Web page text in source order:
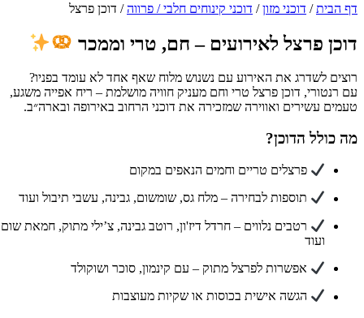
הבית/דוכני מזון/דוכני קינוחים חלבי / פרווה/דוכן פרצל
פרצל לאירועים – חם, טרי וממכר
לשדרג את האירוע עם נשנוש מלוח שאף אחד לא עומד בפניו?
רנטורי, דוכן פרצל טרי וחם מעניק חוויה מושלמת – ריח אפייה משגע,
עשירים ואווירה שמזכירה את דוכני הרחוב באירופה ובארה״ב.
כולל הדוכן?
פרצלים טריים וחמים הנאפים במקום
תוספות לבחירה – מלח גס, שומשום, גבינה, עשבי תיבול ועוד
רטבים נלווים – חרדל דיז'ון, רוטב גבינה, צ’ילי מתוק, חמאת שום
ועוד
אפשרות לפרצל מתוק – עם קינמון, סוכר ושוקולד
הגשה אישית בכוסות או שקיות מעוצבות